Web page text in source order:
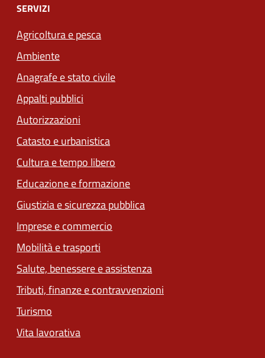
SERVIZI
Agricoltura e pesca
Ambiente
Anagrafe e stato civile
Appalti pubblici
Autorizzazioni
Catasto e urbanistica
Cultura e tempo libero
Educazione e formazione
Giustizia e sicurezza pubblica
Imprese e commercio
Mobilità e trasporti
Salute, benessere e assistenza
Tributi, finanze e contravvenzioni
Turismo
Vita lavorativa